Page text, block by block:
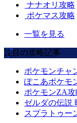
ナナオリ攻略
ポケマス攻略
一覧を見る
注目の攻略記事
ポケモンチャ
ぽこあポケモ
ポケモンZA攻
ゼルダの伝説
スプラトゥー